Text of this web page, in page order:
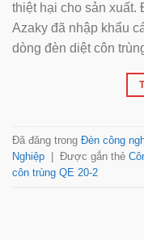
thiệt hại cho sản xuất.
Azaky đã nhập khẩu
dòng đèn diệt côn
Đã đăng trong Đèn công
Nghiệp | Được gắn thẻ
côn trùng QE 20-2